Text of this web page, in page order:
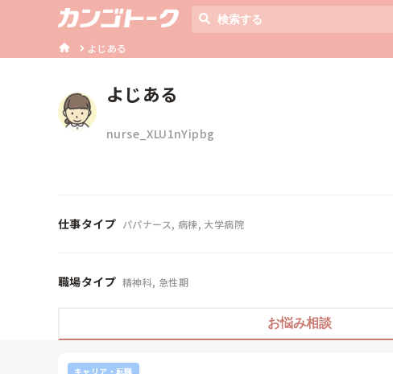
よじある
よじある
nurse_XLU1nYipbg
仕事タイプ パパナース, 病棟, 大学病院
職場タイプ 精神科, 急性期
お悩み相談
キャリア・転職